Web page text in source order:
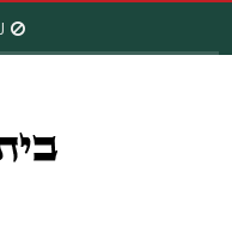
TOGGLE MENU